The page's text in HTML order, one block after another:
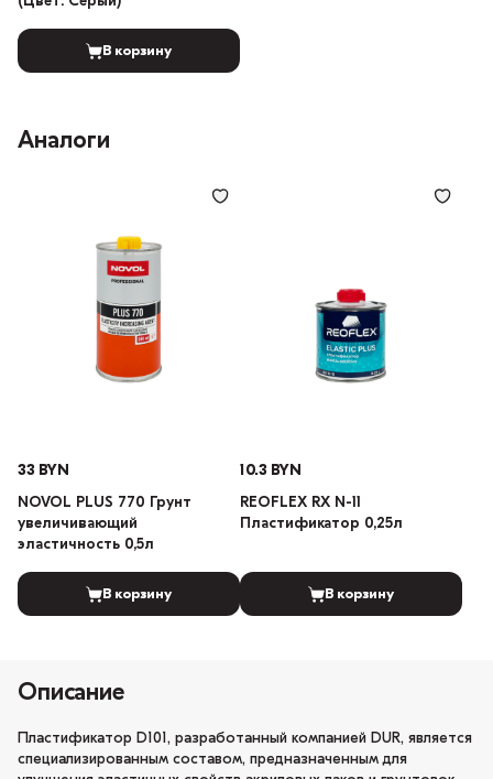
В корзину
Аналоги
33 BYN
NOVOL PLUS 770 Грунт
увеличивающий
эластичность 0,5л
В корзину
10.3 BYN
REOFLEX RX N-11
Пластификатор 0,25л
В корзину
Описание
Пластификатор D101, разработанный компанией DUR, является
специализированным составом, предназначенным для